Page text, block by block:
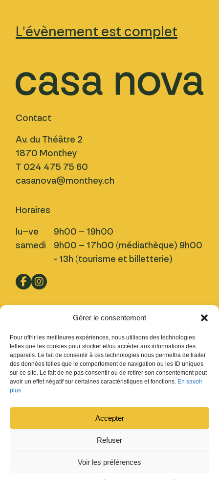
Gérer le consentement
Pour offrir les meilleures expériences, nous utilisons des technologies
telles que les cookies pour stocker et/ou accéder aux informations des
appareils. Le fait de consentir à ces technologies nous permettra de traiter
des données telles que le comportement de navigation ou les ID uniques
sur ce site. Le fait de ne pas consentir ou de retirer son consentement peut
avoir un effet négatif sur certaines caractéristiques et fonctions. En savoir
plus
Accepter
Refuser
Voir les préférences
L'évènement est complet
Contact
Av. du Théâtre 2
1870 Monthey
T 024 475 75 60
casanova@monthey.ch
Horaires
lu–ve
samedi
9h00 – 19h00
9h00 – 17h00 (médiathèque) 9h00
- 13h (tourisme et billetterie)
Nous trouver
Inscription Newsletter
Fermetures
Design : Ludovic Chappex & Cédric Raccio
Développement :